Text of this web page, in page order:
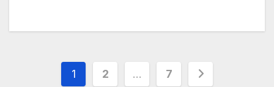
Paginación
1 2 … 7